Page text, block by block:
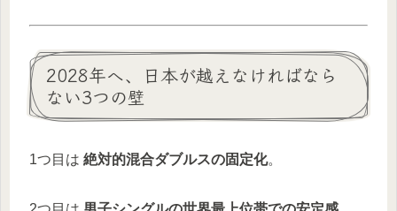
2028年へ、日本が越えなければなら
ない3つの壁
1つ目は 絶対的混合ダブルスの固定化。